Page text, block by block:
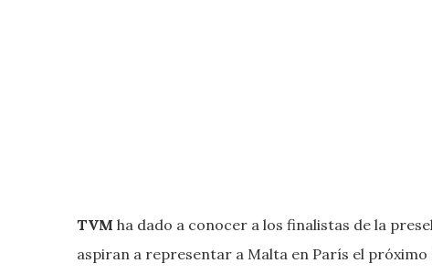
TVM ha dado a conocer a los finalistas de la
aspiran a representar a Malta en París el próximo